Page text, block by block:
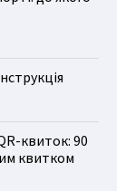
квиток: 90
квитком